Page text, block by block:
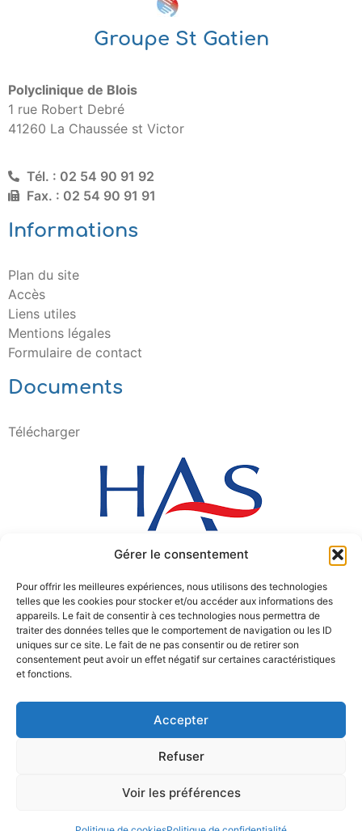
Gérer le consentement
Pour offrir les meilleures expériences, nous utilisons des technologies
telles que les cookies pour stocker et/ou accéder aux informations des
appareils. Le fait de consentir à ces technologies nous permettra de
traiter des données telles que le comportement de navigation ou les ID
uniques sur ce site. Le fait de ne pas consentir ou de retirer son
consentement peut avoir un effet négatif sur certaines caractéristiques
et fonctions.
Accepter
Refuser
Voir les préférences
Groupe St Gatien
Polyclinique de Blois
1 rue Robert Debré
41260 La Chaussée st Victor
Tél. : 02 54 90 91 92
Fax. : 02 54 90 91 91
Informations
Plan du site
Accès
Liens utiles
Mentions légales
Formulaire de contact
Documents
Télécharger
Copyright © 2017 Polyclinique de Blois